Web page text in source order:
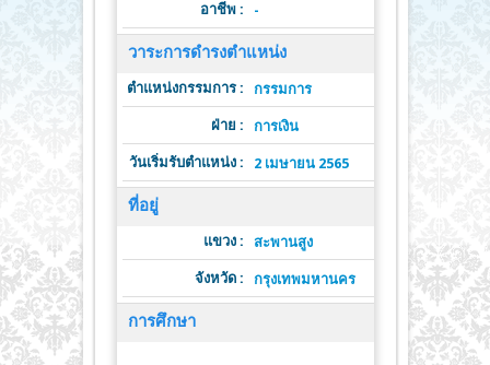
อาชีพ : -
วาระการดำรงตำแหน่ง
ตำแหน่งกรรมการ : กรรมการ
ฝ่าย : การเงิน
วันเริ่มรับตำแหน่ง : 2 เมษายน 2565
ที่อยู่
แขวง : สะพานสูง
จังหวัด : กรุงเทพมหานคร ร
การศึกษา